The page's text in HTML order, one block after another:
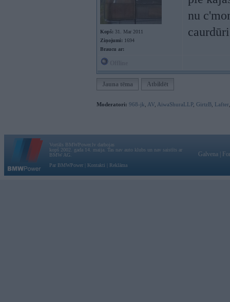
Kopš: 31. Mar 2011
Ziņojumi: 1694
Braucu ar:
nu
Jauna tēma Atbildēt
Moderatori: 968-jk AV AiwaShuraLLP, GirtzB Lafter
Vortāls BMWPower.lv darbojas
kopš 2002. gada 14. maija. Tas nav auto klubs un nav saistīts ar
BMW AG.
Par BMWPower
Kontakti Reklāma
Galvena